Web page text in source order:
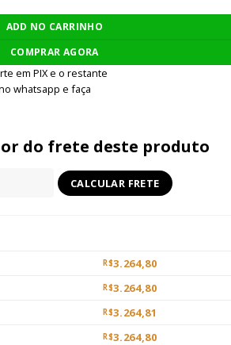
ADD NO CARRINHO
COMPRAR AGORA
em PIX e o restante
whatsapp e faça
do frete deste produto
R$3.264,80
R$3.264,80
R$3.264,81
R$3.264,80